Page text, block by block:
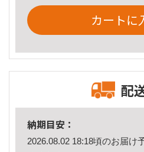
カートに
配
納期目安：
2026.08.02 18:18頃のお届け